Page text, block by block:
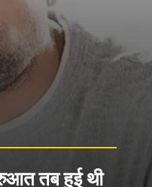
तब हुई थी